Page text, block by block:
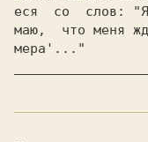
мера'..."